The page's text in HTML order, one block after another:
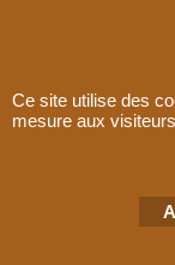
Ce site utilise des
mesure aux